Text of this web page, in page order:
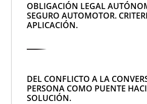
OBLIGACIÓN LEGAL
SEGURO AUTOMOTOR.
APLICACIÓN.
DEL CONFLICTO A LA
PERSONA COMO PUENTE
SOLUCIÓN.